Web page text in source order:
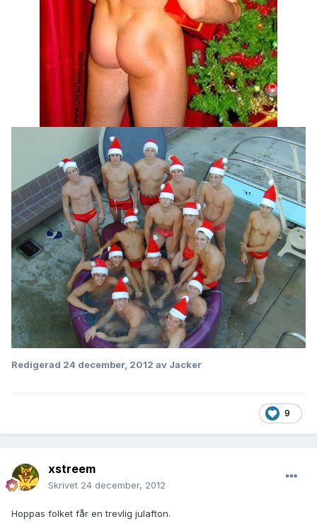
Redigerad 24 december, 2012 av Jacker
9
xstreem
Skrivet 24 december, 2012
Hoppas folket får en trevlig julafton.